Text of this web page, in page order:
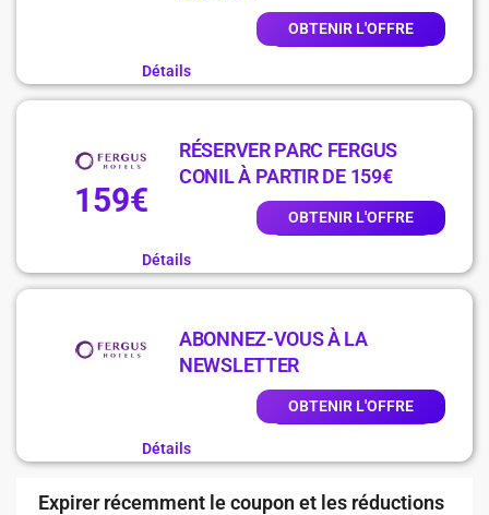
OBTENIR L'OFFRE
Détails
159€
RÉSERVER PARC FERGUS
CONIL À PARTIR DE 159€
OBTENIR L'OFFRE
Détails
ABONNEZ-VOUS À LA
NEWSLETTER
OBTENIR L'OFFRE
Détails
Expirer récemment le coupon et les réductions